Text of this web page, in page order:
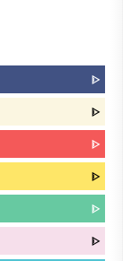
ᐈ
ᐈ
ᐈ
ᐈ
ᐈ
ᐈ